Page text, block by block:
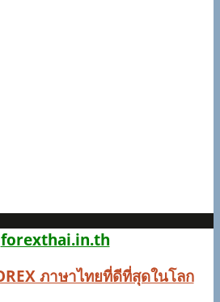
forexthai.in.th
ภาษาไทยที่ดีที่สุดในโลก